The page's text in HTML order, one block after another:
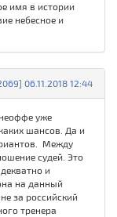
имя в истории
небесное и
06.11.2018 12:44
уже
шансов. Да и
Между
судей. Это
и
на данный
за российский
тренера